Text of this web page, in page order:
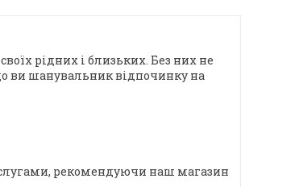
рідних і близьких. Без них не
ви шанувальник відпочинку на
рекомендуючи наш магазин